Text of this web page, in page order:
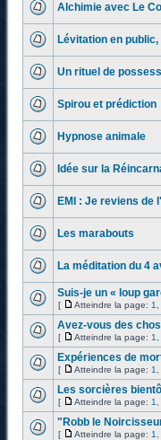
Alchimie avec Le
Lévitation en
Un rituel de
Spirou et prédiction
Hypnose animale
Idée sur la
EMI : Je reviens de
Les marabouts
La méditation du 4
Suis-je un « loup
[ Atteindre la page: 1
Avez-vous des
[ Atteindre la page: 1
Expériences de
[ Atteindre la page: 1
Les sorcières
[ Atteindre la page: 1
"Robb le
[ Atteindre la page: 1